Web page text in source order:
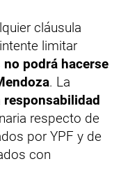
cláusula
limitar
no podrá hacerse
. La
responsabilidad
respecto de
por YPF y de
con